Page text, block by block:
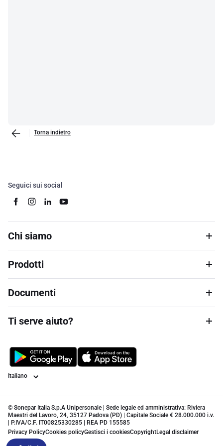
Torna indietro
Seguici sui social
Chi siamo
Prodotti
Documenti
Ti serve aiuto?
Lingua
© Sonepar Italia S.p.A Unipersonale | Sede legale ed amministrativa: Riviera
Maestri del Lavoro, 24, 35127 Padova (PD) | Capitale Sociale € 28.000.000 i.v.
| P.IVA/C.F. IT00825330285 | REA PD 155585
Privacy PolicyCookies policyGestisci i cookiesCopyrightLegal disclaimer